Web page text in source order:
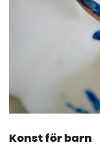
Konst för barn